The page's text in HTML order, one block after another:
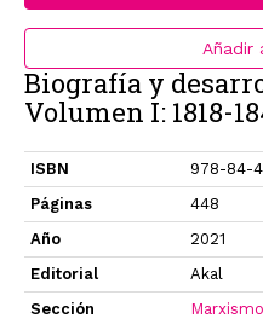
Añadir
Biografía y
Volumen I: 1818-
ISBN
978-84-
Páginas
448
Año
2021
Editorial
Akal
Sección
Marxismo